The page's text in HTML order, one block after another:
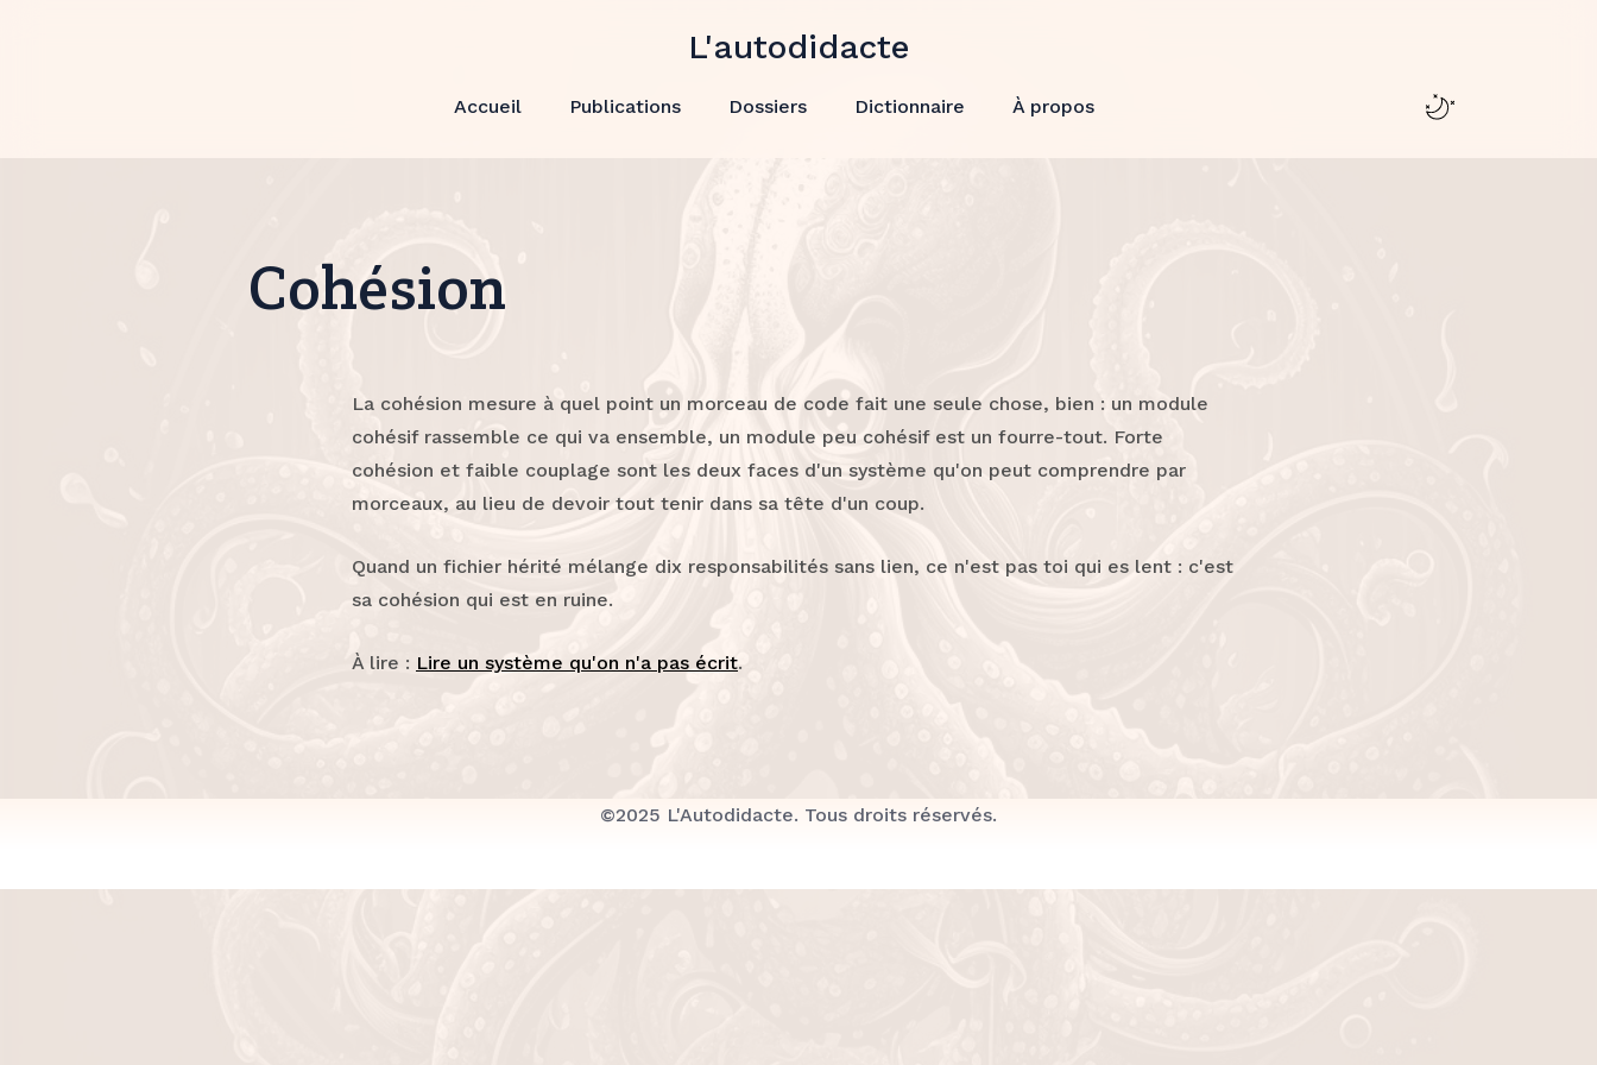
L'autodidacte
Accueil Publications Dossiers Dictionnaire À propos
Cohésion
La cohésion mesure à quel point un morceau de code fait une seule chose, bien : un module
cohésif rassemble ce qui va ensemble, un module peu cohésif est un fourre-tout. Forte
cohésion et faible couplage sont les deux faces d'un système qu'on peut comprendre par
morceaux, au lieu de devoir tout tenir dans sa tête d'un coup.
Quand un fichier hérité mélange dix responsabilités sans lien, ce n'est pas toi qui es lent : c'est
sa cohésion qui est en ruine.
À lire : Lire un système qu'on n'a pas écrit.
©2025 L'Autodidacte. Tous droits réservés.